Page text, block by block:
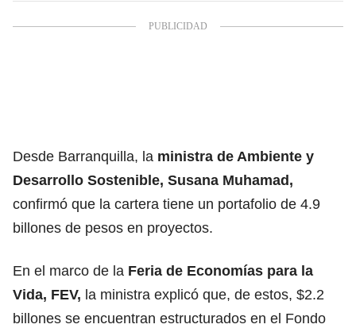
Desde Barranquilla, la ministra de Ambiente y
Desarrollo Sostenible, Susana Muhamad,
confirmó que la cartera tiene un portafolio de 4.9
billones de pesos en proyectos.
En el marco de la Feria de Economías para la
Vida, FEV, la ministra explicó que, de estos, $2.2
billones se encuentran estructurados en el Fondo